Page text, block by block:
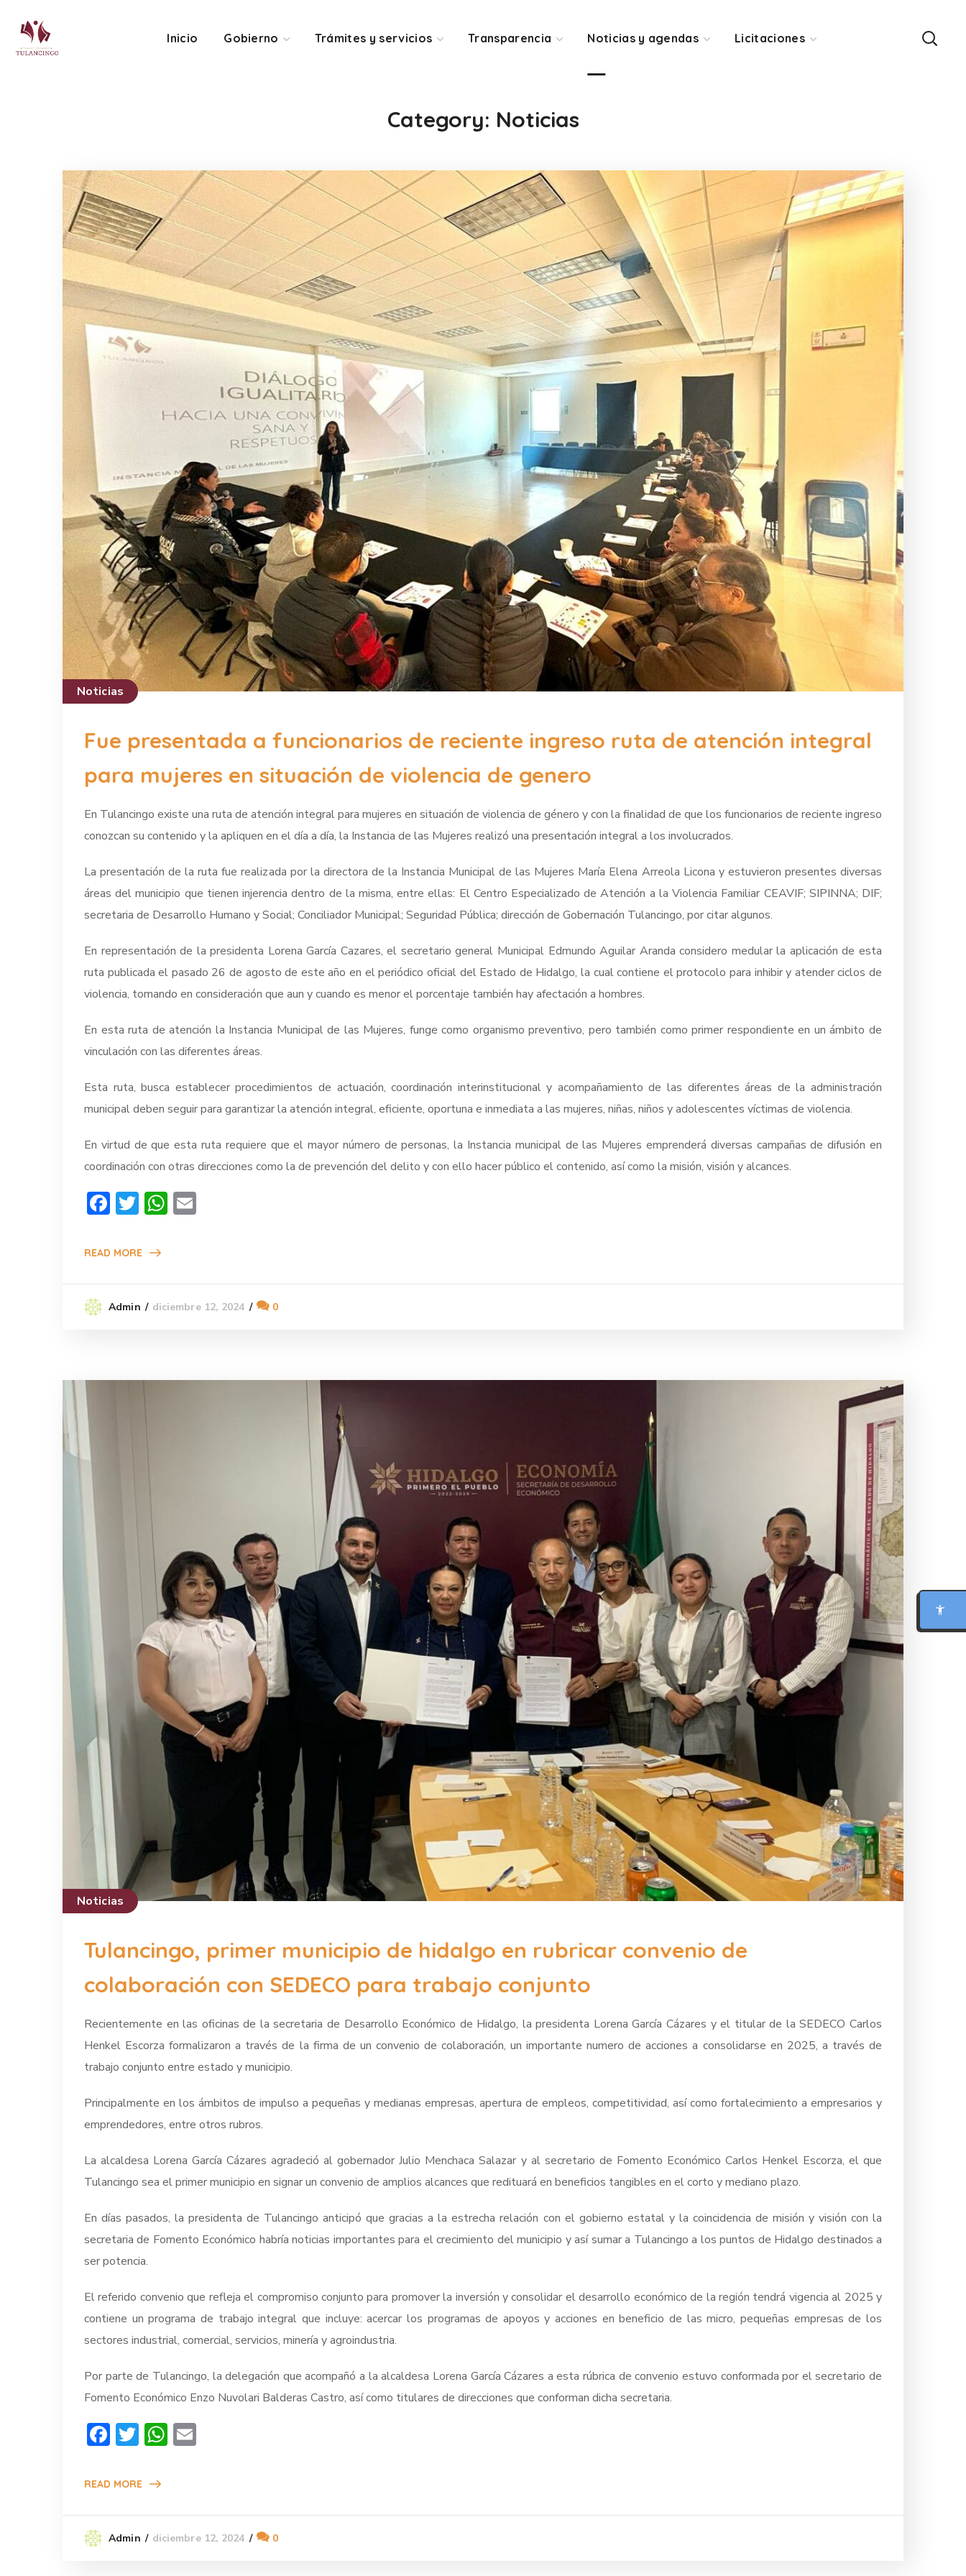
Inicio Gobierno Trámites y servicios Transparencia Noticias y agendas Licitaciones
Category: Noticias
Noticias
Fue presentada a funcionarios de reciente ingreso ruta de atención integral
para mujeres en situación de violencia de genero
En Tulancingo existe una ruta de atención integral para mujeres en situación de violencia de género y con la finalidad de que los funcionarios de reciente ingreso
conozcan su contenido y la apliquen en el día a día, la Instancia de las Mujeres realizó una presentación integral a los involucrados.
La presentación de la ruta fue realizada por la directora de la Instancia Municipal de las Mujeres María Elena Arreola Licona y estuvieron presentes diversas
áreas del municipio que tienen injerencia dentro de la misma, entre ellas: El Centro Especializado de Atención a la Violencia Familiar CEAVIF; SIPINNA; DIF;
secretaria de Desarrollo Humano y Social; Conciliador Municipal; Seguridad Pública; dirección de Gobernación Tulancingo, por citar algunos.
En representación de la presidenta Lorena García Cazares, el secretario general Municipal Edmundo Aguilar Aranda considero medular la aplicación de esta
ruta publicada el pasado 26 de agosto de este año en el periódico oficial del Estado de Hidalgo, la cual contiene el protocolo para inhibir y atender ciclos de
violencia, tomando en consideración que aun y cuando es menor el porcentaje también hay afectación a hombres.
En esta ruta de atención la Instancia Municipal de las Mujeres, funge como organismo preventivo, pero también como primer respondiente en un ámbito de
vinculación con las diferentes áreas.
Esta ruta, busca establecer procedimientos de actuación, coordinación interinstitucional y acompañamiento de las diferentes áreas de la administración
municipal deben seguir para garantizar la atención integral, eficiente, oportuna e inmediata a las mujeres, niñas, niños y adolescentes víctimas de violencia.
En virtud de que esta ruta requiere que el mayor número de personas, la Instancia municipal de las Mujeres emprenderá diversas campañas de difusión en
coordinación con otras direcciones como la de prevención del delito y con ello hacer público el contenido, así como la misión, visión y alcances.
Facebook
TwitterWhatsApp
READ MORE
Admin diciembre 12, 2024 0
Noticias
Tulancingo, primer municipio de hidalgo en rubricar convenio de
colaboración con SEDECO para trabajo conjunto
Recientemente en las oficinas de la secretaria de Desarrollo Económico de Hidalgo, la presidenta Lorena García Cázares y el titular de la SEDECO Carlos
Henkel Escorza formalizaron a través de la firma de un convenio de colaboración, un importante numero de acciones a consolidarse en 2025, a través de
trabajo conjunto entre estado y municipio.
Principalmente en los ámbitos de impulso a pequeñas y medianas empresas, apertura de empleos, competitividad, así como fortalecimiento a empresarios y
emprendedores, entre otros rubros.
La alcaldesa Lorena García Cázares agradeció al gobernador Julio Menchaca Salazar y al secretario de Fomento Económico Carlos Henkel Escorza, el que
Tulancingo sea el primer municipio en signar un convenio de amplios alcances que redituará en beneficios tangibles en el corto y mediano plazo.
En días pasados, la presidenta de Tulancingo anticipó que gracias a la estrecha relación con el gobierno estatal y la coincidencia de misión y visión con la
secretaria de Fomento Económico habría noticias importantes para el crecimiento del municipio y así sumar a Tulancingo a los puntos de Hidalgo destinados a
ser potencia.
El referido convenio que refleja el compromiso conjunto para promover la inversión y consolidar el desarrollo económico de la región tendrá vigencia al 2025 y
contiene un programa de trabajo integral que incluye: acercar los programas de apoyos y acciones en beneficio de las micro, pequeñas empresas de los
sectores industrial, comercial, servicios, minería y agroindustria.
Por parte de Tulancingo, la delegación que acompañó a la alcaldesa Lorena García Cázares a esta rúbrica de convenio estuvo conformada por el secretario de
Fomento Económico Enzo Nuvolari Balderas Castro, así como titulares de direcciones que conforman dicha secretaria.
Facebook
TwitterWhatsApp
READ MORE
Admin diciembre 12, 2024 0
MODO FOCO
LECTURA PARA DISLEXIA
BIONIC READING
REGLA DE LECTURA
INTERFAZ CALMA